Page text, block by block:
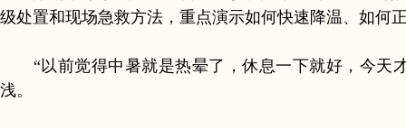
级处置和现场急救方法，重点演示如何快速降温、如何
“以前觉得中暑就是热晕了，休息一下就好，今天
浅。